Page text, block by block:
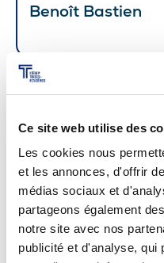
Ce site web utilise des
Les cookies nous
et les annonces, d'offrir
médias sociaux et
partageons également
notre site avec nos
publicité et d'analyse, qui
Benoît Bastien